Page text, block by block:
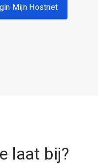
Mijn Hostnet
laat bij?